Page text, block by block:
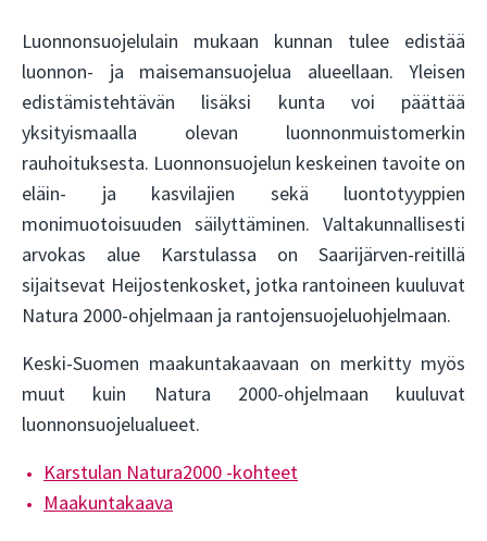
Luonnonsuojelulain mukaan kunnan tulee edistää
luonnon- ja maisemansuojelua alueellaan. Yleisen
edistämistehtävän lisäksi kunta voi päättää
yksityismaalla olevan luonnonmuistomerkin
rauhoituksesta. Luonnonsuojelun keskeinen tavoite on
eläin- ja kasvilajien sekä luontotyyppien
monimuotoisuuden säilyttäminen. Valtakunnallisesti
arvokas alue Karstulassa on Saarijärven-reitillä
sijaitsevat Heijostenkosket, jotka rantoineen kuuluvat
Natura 2000-ohjelmaan ja rantojensuojeluohjelmaan.
Keski-Suomen maakuntakaavaan on merkitty myös
muut kuin Natura 2000-ohjelmaan kuuluvat
luonnonsuojelualueet.
Karstulan Natura2000 -kohteet
Maakuntakaava